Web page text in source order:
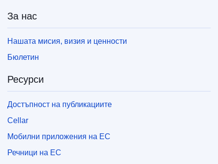
За нас
Нашата мисия, визия и ценности
Бюлетин
Ресурси
Достъпност на публикациите
Cellar
Мобилни приложения на ЕС
Речници на ЕС